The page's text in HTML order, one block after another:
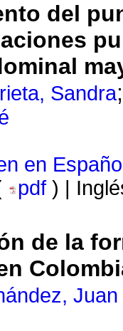
del
Sandra
en
pdf ) |
de la